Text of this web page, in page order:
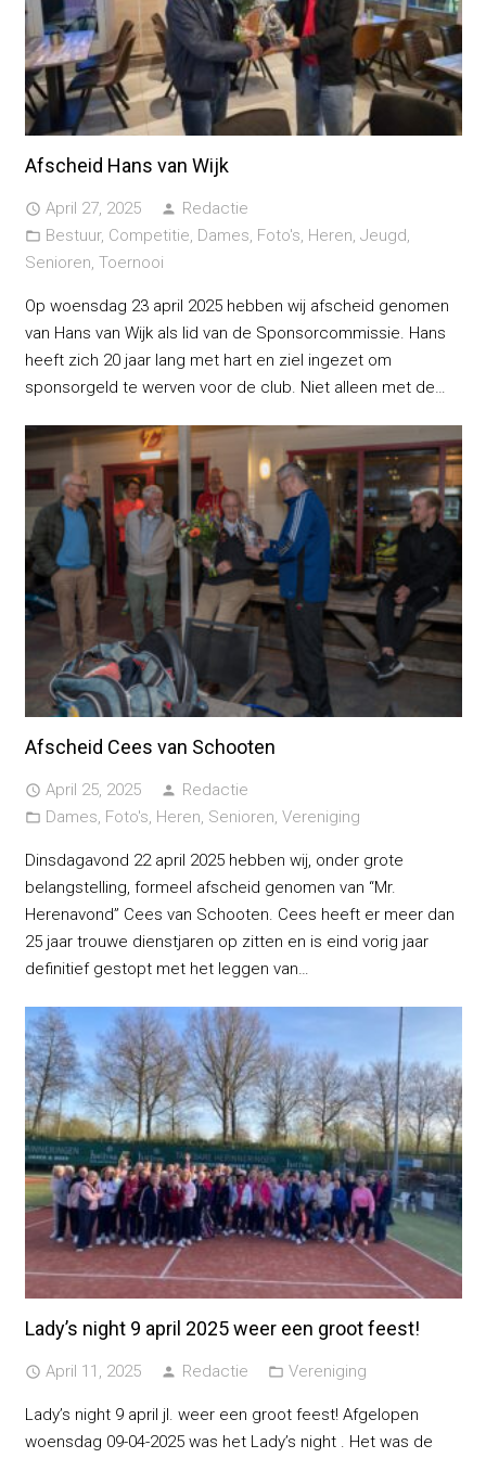
Afscheid Hans van Wijk
access_time April 27, 2025 person Redactie
folder_open Bestuur, Competitie, Dames, Foto's, Heren, Jeugd,
Senioren, Toernooi
Op woensdag 23 april 2025 hebben wij afscheid genomen
van Hans van Wijk als lid van de Sponsorcommissie. Hans
heeft zich 20 jaar lang met hart en ziel ingezet om
sponsorgeld te werven voor de club. Niet alleen met de…
Afscheid Cees van Schooten
access_time April 25, 2025 person Redactie
folder_open Dames, Foto's, Heren, Senioren, Vereniging
Dinsdagavond 22 april 2025 hebben wij, onder grote
belangstelling, formeel afscheid genomen van “Mr.
Herenavond” Cees van Schooten. Cees heeft er meer dan
25 jaar trouwe dienstjaren op zitten en is eind vorig jaar
definitief gestopt met het leggen van…
Lady’s night 9 april 2025 weer een groot feest!
access_time April 11, 2025 person Redactie folder_open Vereniging
Lady’s night 9 april jl. weer een groot feest! Afgelopen
woensdag 09-04-2025 was het Lady’s night . Het was de